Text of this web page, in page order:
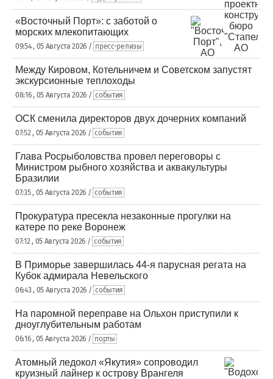
«Восточный Порт»: с заботой о
морских млекопитающих
09:54 , 05 Августа 2026 / пресс-релизы
Между Кировом, Котельничем и Советском запустят
экскурсионные теплоходы
08:16 , 05 Августа 2026 / события
ОСК сменила директоров двух дочерних компаний
07:52 , 05 Августа 2026 / события
Глава Росрыболовства провел переговоры с
Министром рыбного хозяйства и аквакультуры
Бразилии
07:35 , 05 Августа 2026 / события
Прокуратура пресекла незаконные прогулки на
катере по реке Воронеж
07:12 , 05 Августа 2026 / события
В Приморье завершилась 44-я парусная регата на
Кубок адмирала Невельского
06:43 , 05 Августа 2026 / события
На паромной переправе на Ольхон приступили к
дноуглубительным работам
06:16 , 05 Августа 2026 / порты
Атомный ледокол «Якутия» сопроводил
круизный лайнер к острову Врангеля